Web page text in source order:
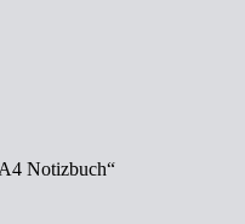
Notizbuch“